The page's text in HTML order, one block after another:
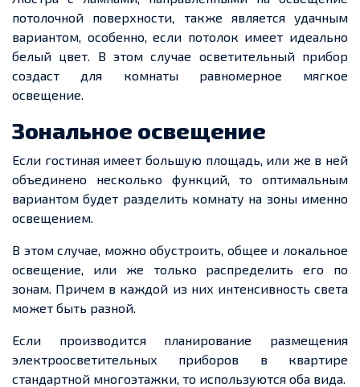
потолочной поверхности, также является удачным
вариантом, особенно, если потолок имеет идеально
белый цвет. В этом случае осветительный прибор
создаст для комнаты равномерное мягкое
освещение.
Зональное освещение
Если гостиная имеет большую площадь, или же в ней
объединено несколько функций, то оптимальным
вариантом будет разделить комнату на зоны именно
освещением.
В этом случае, можно обустроить, общее и локальное
освещение, или же только распределить его по
зонам. Причем в каждой из них интенсивность света
может быть разной.
Если производится планирование размещения
электроосветительных приборов в квартире
стандартной многоэтажки, то используются оба вида.